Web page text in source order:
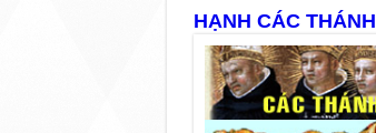
HẠNH CÁC THÁNH